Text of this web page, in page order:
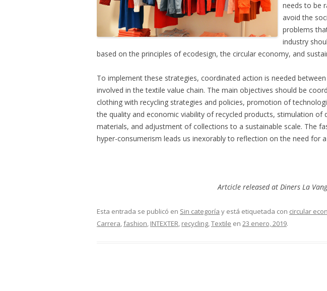
needs to be
avoid the
problems
industry
based on the principles of ecodesign, the circular economy, and
To implement these strategies, coordinated action is needed
involved in the textile value chain. The main objectives should be
clothing with recycling strategies and policies, promotion of
the quality and economic viability of recycled products, stimulation of
materials, and adjustment of collections to a sustainable scale. The
hyper-consumerism leads us inexorably to reflection on the need for
Artcicle released at Diners La
Esta entrada se publicó en Sin categoría y está etiquetada con circular
Carrera,fashion, INTEXTER, recycling,Textile en 23 enero, 2019.